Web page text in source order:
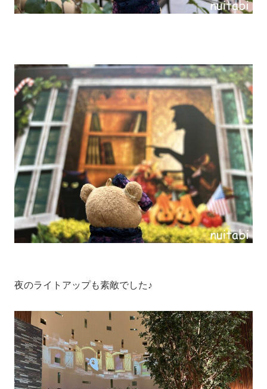
夜のライトアップも素敵でした♪